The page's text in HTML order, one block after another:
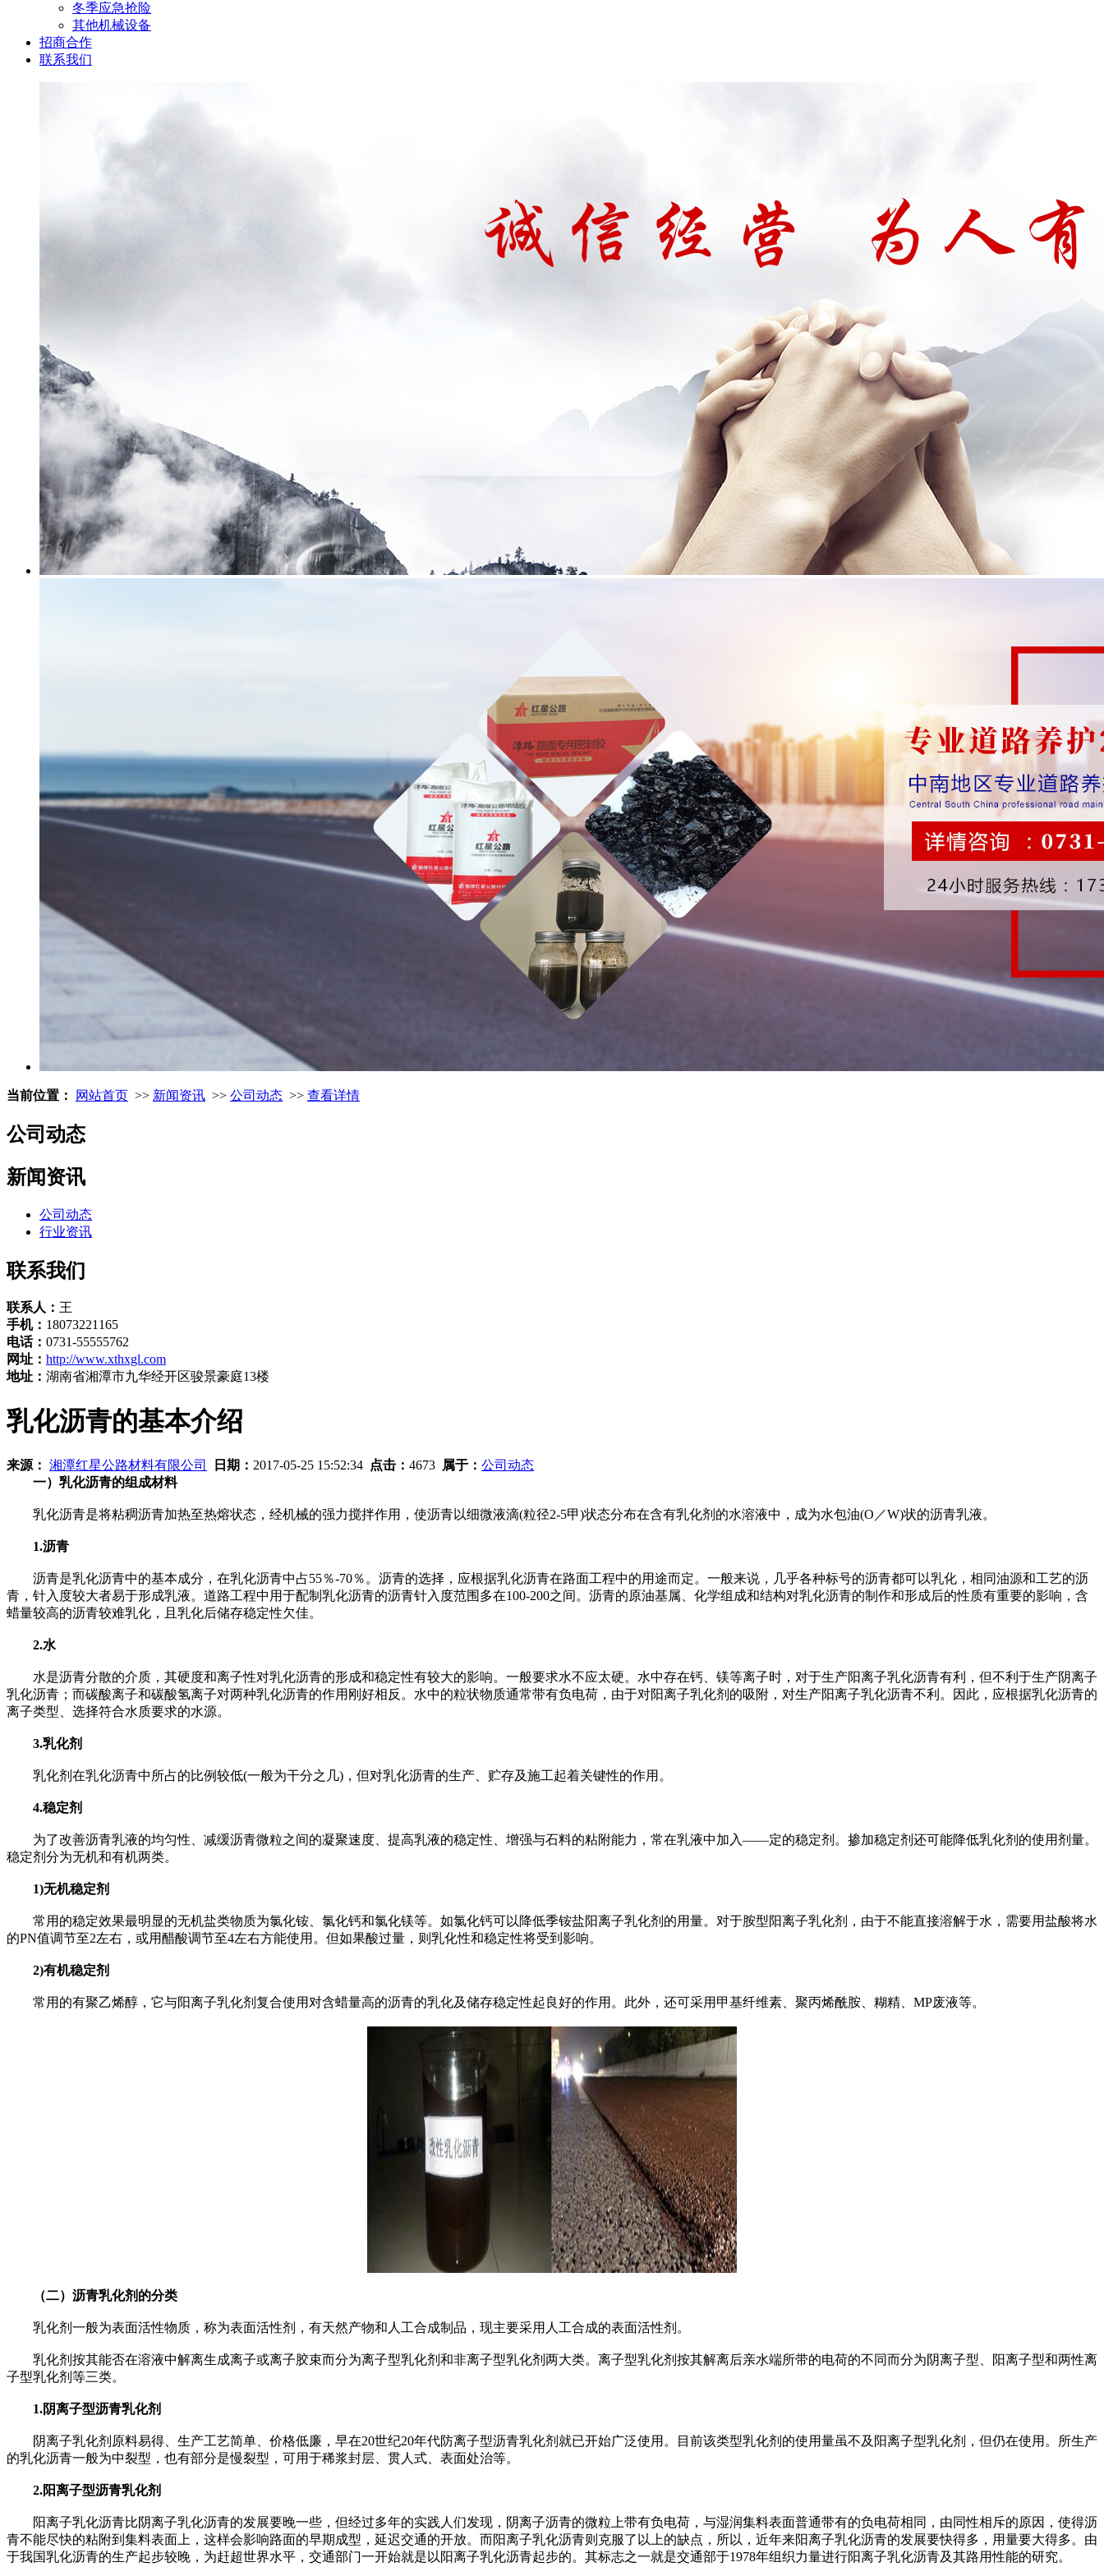
冬季应急抢险
其他机械设备
招商合作
联系我们
当前位置： 网站首页 >> 新闻资讯 >> 公司动态 >> 查看详情
公司动态
新闻资讯
公司动态
行业资讯
联系我们
联系人： 王
手机： 18073221165
电话： 0731-55555762
网址： http://www.xthxgl.com
地址： 湖南省湘潭市九华经开区骏景豪庭13楼
乳化沥青的基本介绍
来源： 湘潭红星公路材料有限公司 日期： 2017-05-25 15:52:34 点击： 4673 属于： 公司动态
一）乳化沥青的组成材料
乳化沥青是将粘稠沥青加热至热熔状态，经机械的强力搅拌作用，使沥青以细微液滴(粒径2-5甲)状态分布在含有乳化剂的水溶液中，成为水包油(O／W)状的沥青乳液。
1.沥青
沥青是乳化沥青中的基本成分，在乳化沥青中占55％-70％。沥青的选择，应根据乳化沥青在路面工程中的用途而定。一般来说，几乎各种标号的沥青都可以乳化，相同油源和工艺的沥
青，针入度较大者易于形成乳液。道路工程中用于配制乳化沥青的沥青针入度范围多在100-200之间。沥青的原油基属、化学组成和结构对乳化沥青的制作和形成后的性质有重要的影响，含
蜡量较高的沥青较难乳化，且乳化后储存稳定性欠佳。
2.水
水是沥青分散的介质，其硬度和离子性对乳化沥青的形成和稳定性有较大的影响。一般要求水不应太硬。水中存在钙、镁等离子时，对于生产阳离子乳化沥青有利，但不利于生产阴离子
乳化沥青；而碳酸离子和碳酸氢离子对两种乳化沥青的作用刚好相反。水中的粒状物质通常带有负电荷，由于对阳离子乳化剂的吸附，对生产阳离子乳化沥青不利。因此，应根据乳化沥青的
离子类型、选择符合水质要求的水源。
3.乳化剂
乳化剂在乳化沥青中所占的比例较低(一般为干分之几)，但对乳化沥青的生产、贮存及施工起着关键性的作用。
4.稳定剂
为了改善沥青乳液的均匀性、减缓沥青微粒之间的凝聚速度、提高乳液的稳定性、增强与石料的粘附能力，常在乳液中加入——定的稳定剂。掺加稳定剂还可能降低乳化剂的使用剂量。
稳定剂分为无机和有机两类。
1)无机稳定剂
常用的稳定效果最明显的无机盐类物质为氯化铵、氯化钙和氯化镁等。如氯化钙可以降低季铵盐阳离子乳化剂的用量。对于胺型阳离子乳化剂，由于不能直接溶解于水，需要用盐酸将水
的PN值调节至2左右，或用醋酸调节至4左右方能使用。但如果酸过量，则乳化性和稳定性将受到影响。
2)有机稳定剂
常用的有聚乙烯醇，它与阳离子乳化剂复合使用对含蜡量高的沥青的乳化及储存稳定性起良好的作用。此外，还可采用甲基纤维素、聚丙烯酰胺、糊精、MP废液等。
（二）沥青乳化剂的分类
乳化剂一般为表面活性物质，称为表面活性剂，有天然产物和人工合成制品，现主要采用人工合成的表面活性剂。
乳化剂按其能否在溶液中解离生成离子或离子胶束而分为离子型乳化剂和非离子型乳化剂两大类。离子型乳化剂按其解离后亲水端所带的电荷的不同而分为阴离子型、阳离子型和两性离
子型乳化剂等三类。
1.阴离子型沥青乳化剂
阴离子乳化剂原料易得、生产工艺简单、价格低廉，早在20世纪20年代防离子型沥青乳化剂就已开始广泛使用。目前该类型乳化剂的使用量虽不及阳离子型乳化剂，但仍在使用。所生产
的乳化沥青一般为中裂型，也有部分是慢裂型，可用于稀浆封层、贯人式、表面处治等。
2.阳离子型沥青乳化剂
阳离子乳化沥青比阴离子乳化沥青的发展要晚一些，但经过多年的实践人们发现，阴离子沥青的微粒上带有负电荷，与湿润集料表面普通带有的负电荷相同，由同性相斥的原因，使得沥
青不能尽快的粘附到集料表面上，这样会影响路面的早期成型，延迟交通的开放。而阳离子乳化沥青则克服了以上的缺点，所以，近年来阳离子乳化沥青的发展要快得多，用量要大得多。由
于我国乳化沥青的生产起步较晚，为赶超世界水平，交通部门一开始就是以阳离子乳化沥青起步的。其标志之一就是交通部于1978年组织力量进行阳离子乳化沥青及其路用性能的研究。